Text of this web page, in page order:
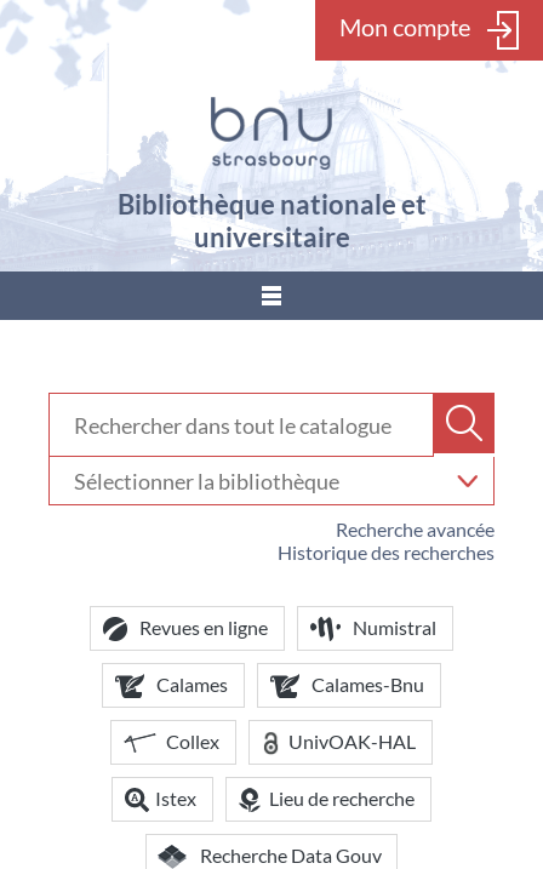
Mon compte
Bibliothèque nationale et
universitaire
???
Recherche avancée
Historique des recherches
votre
bibliothèque
Revues en ligne Numistral
Calames Calames-Bnu
Collex UnivOAK-HAL
Istex Lieu de recherche
Recherche Data Gouv